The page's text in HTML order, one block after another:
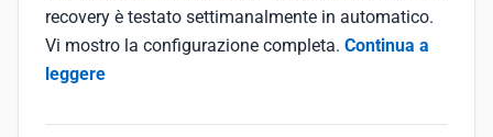
recovery è testato settimanalmente in automatico.
Vi mostro la configurazione completa. Continua a
leggere